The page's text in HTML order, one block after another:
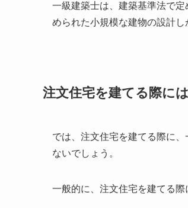
一級建築士は、建築基準法で
められた小規模な建物の設計
注文住宅を建てる際に
では、注文住宅を建てる際に
ないでしょう。
一般的に、注文住宅を建てる際